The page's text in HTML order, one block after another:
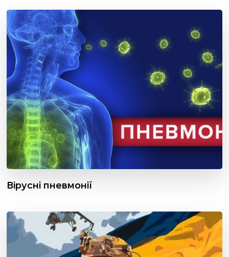
Вірусні пневмонії